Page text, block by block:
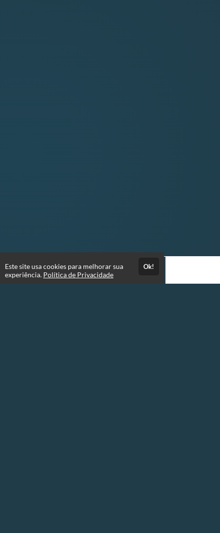
Este site usa cookies para melhorar sua
experiência. Política de Privacidade
Ok!